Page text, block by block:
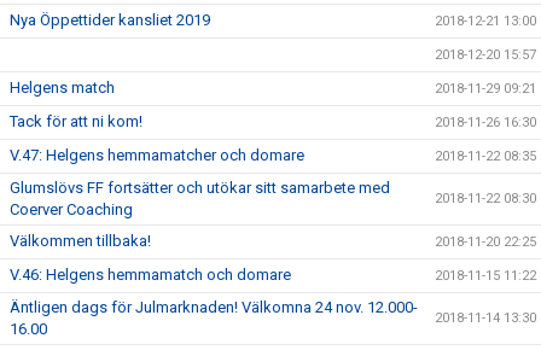
Nya Öppettider kansliet 2019 2018-12-21 13:00
2018-12-20 15:57
Helgens match 2018-11-29 09:21
Tack för att ni kom! 2018-11-26 16:30
V.47: Helgens hemmamatcher och domare 2018-11-22 08:35
Glumslövs FF fortsätter och utökar sitt samarbete med
Coerver Coaching
2018-11-22 08:30
Välkommen tillbaka! 2018-11-20 22:25
V.46: Helgens hemmamatch och domare 2018-11-15 11:22
Äntligen dags för Julmarknaden! Välkomna 24 nov. 12.000-
16.00
2018-11-14 13:30